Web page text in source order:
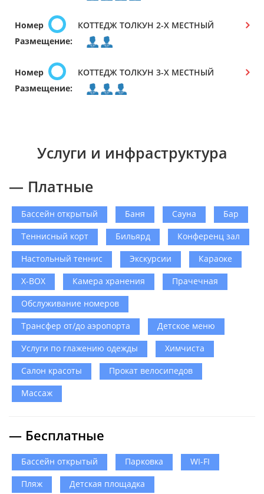
Номер
КОТТЕДЖ ТОЛКУН 2-Х МЕСТНЫЙ
Размещение:
Номер
КОТТЕДЖ ТОЛКУН 3-Х МЕСТНЫЙ
Размещение:
Услуги и инфраструктура
— Платные
Бассейн открытый Баня Сауна
Бар
Теннисный корт
Бильярд
Конференц зал
Настольный теннис
Экскурсии
Караоке
X-BOX
Камера хранения
Прачечная
Обслуживание номеров
Трансфер от/до аэропорта
Детское меню
Услуги по глажению одежды
Химчиста
Салон красоты
Прокат велосипедов
Массаж
— Бесплатные
Бассейн открытый Парковка
WI-FI
Пляж
Детская площадка